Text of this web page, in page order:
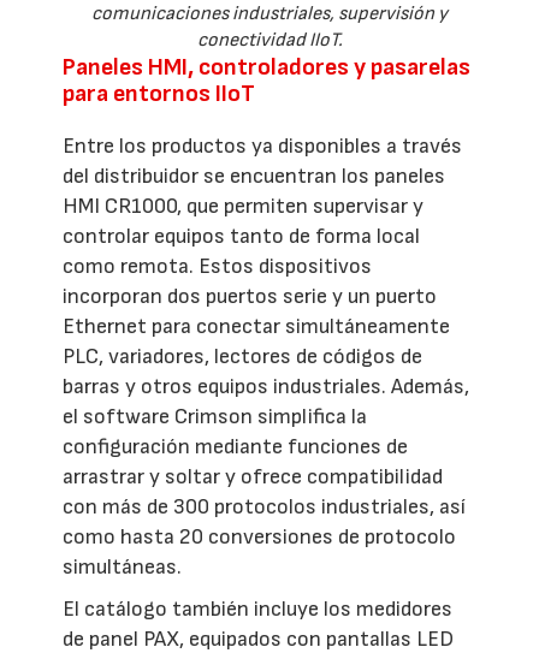
comunicaciones industriales, supervisión y
conectividad IIoT.
Paneles HMI, controladores y pasarelas
para entornos IIoT
Entre los productos ya disponibles a través
del distribuidor se encuentran los paneles
HMI CR1000, que permiten supervisar y
controlar equipos tanto de forma local
como remota. Estos dispositivos
incorporan dos puertos serie y un puerto
Ethernet para conectar simultáneamente
PLC, variadores, lectores de códigos de
barras y otros equipos industriales. Además,
el software Crimson simplifica la
configuración mediante funciones de
arrastrar y soltar y ofrece compatibilidad
con más de 300 protocolos industriales, así
como hasta 20 conversiones de protocolo
simultáneas.
El catálogo también incluye los medidores
de panel PAX, equipados con pantallas LED